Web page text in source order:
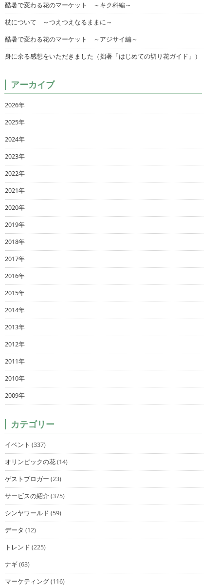
酷暑で変わる花のマーケット ～キク科編～
杖について ～つえつえなるままに～
酷暑で変わる花のマーケット ～アジサイ編～
身に余る感想をいただきました（拙著「はじめての切り花ガイド」）
アーカイブ
2026年
2025年
2024年
2023年
2022年
2021年
2020年
2019年
2018年
2017年
2016年
2015年
2014年
2013年
2012年
2011年
2010年
2009年
カテゴリー
イベント (337)
オリンピックの花(14)
ゲストブロガー (23)
サービスの紹介(375)
シンヤワールド (59)
データ (12)
トレンド (225)
ナギ(63)
マーケティング(116)